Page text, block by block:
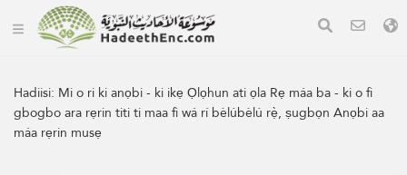
Hadiisi: Mi o ri ki anọbi - ki ikẹ Ọlọhun ati ọla Rẹ máa ba - ki o fi
gbogbo ara rẹrin titi ti maa fì wá rí bèlúbèlú rẹ̀, ṣugbọn Anọbi aa
máa rẹrin musẹ